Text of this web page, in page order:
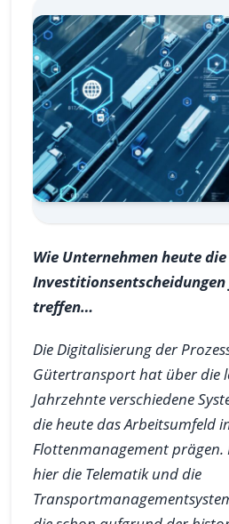
Wie Unternehmen heute
treffen…
Die Digitalisierung der
Gütertransport hat über die
Jahrzehnte verschiedene
die heute das Arbeitsumfeld
Flottenmanagement prägen.
hier die Telematik und die